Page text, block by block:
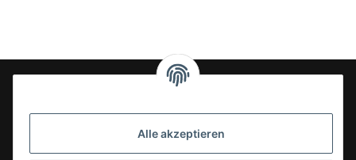
Alle akzeptieren
24-7en Kioskbedarf GmbH
- Sezer Kahveci & Cengiz Inci